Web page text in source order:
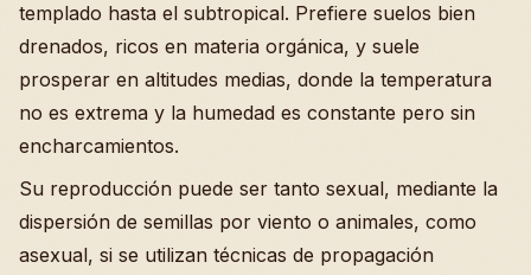
templado hasta el subtropical. Prefiere suelos bien
drenados, ricos en materia orgánica, y suele
prosperar en altitudes medias, donde la temperatura
no es extrema y la humedad es constante pero sin
encharcamientos.
Su reproducción puede ser tanto sexual, mediante la
dispersión de semillas por viento o animales, como
asexual, si se utilizan técnicas de propagación